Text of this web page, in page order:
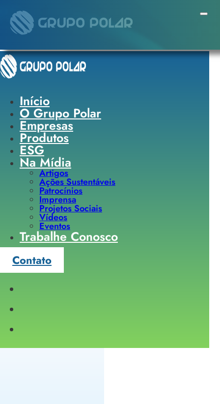
Início
O Grupo Polar
Empresas
Produtos
ESG
Na Mídia
Artigos
Ações Sustentáveis
Patrocínios
Imprensa
Projetos Sociais
Vídeos
Eventos
Trabalhe Conosco
Contato